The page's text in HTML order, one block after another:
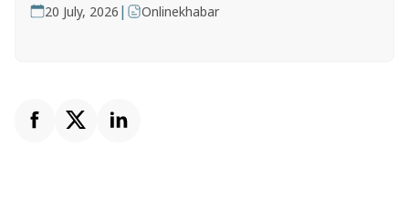
20 July, 2026 | Onlinekhabar